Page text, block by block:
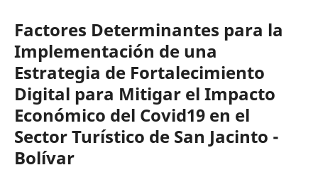
Factores Determinantes para la
Implementación de una
Estrategia de Fortalecimiento
Digital para Mitigar el Impacto
Económico del Covid19 en el
Sector Turístico de San Jacinto -
Bolívar